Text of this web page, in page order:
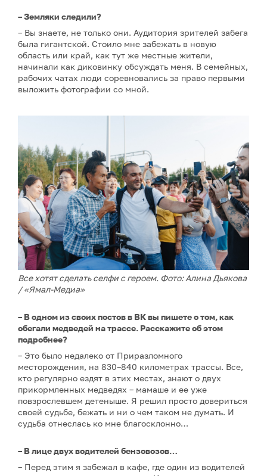
– Земляки следили?
– Вы знаете, не только они. Аудитория зрителей забега
была гигантской. Стоило мне забежать в новую
область или край, как тут же местные жители,
начинали как диковинку обсуждать меня. В семейных,
рабочих чатах люди соревновались за право первыми
выложить фотографии со мной.
Все хотят сделать селфи с героем. Фото: Алина Дьякова
/ «Ямал-Медиа»
– В одном из своих постов в ВК вы пишете о том, как
обегали медведей на трассе. Расскажите об этом
подробнее?
– Это было недалеко от Приразломного
месторождения, на 830–840 километрах трассы. Все,
кто регулярно ездят в этих местах, знают о двух
прикормленных медведях – мамаше и ее уже
повзрослевшем детеныше. Я решил просто довериться
своей судьбе, бежать и ни о чем таком не думать. И
судьба отнеслась ко мне благосклонно…
– В лице двух водителей бензовозов…
– Перед этим я забежал в кафе, где один из водителей